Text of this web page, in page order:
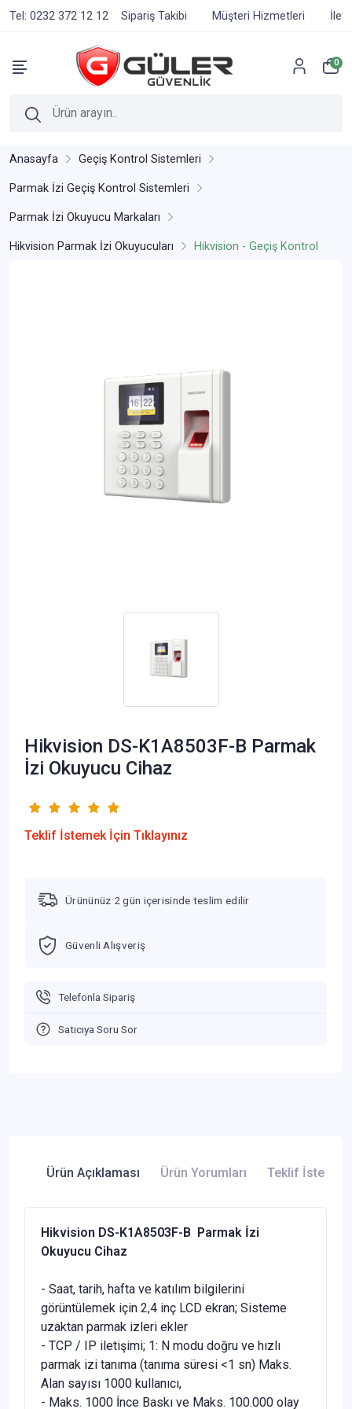
Tel: 0232 372 12 12 Sipariş Takibi Müşteri Hizmetleri
0
Anasayfa Geçiş Kontrol Sistemleri
Parmak İzi Geçiş Kontrol Sistemleri
Parmak İzi Okuyucu Markaları
Hikvision Parmak İzi Okuyucuları Hikvision - Geçiş Kontrol
Hikvision DS-K1A8503F-B Parmak
İzi Okuyucu Cihaz
Teklif İstemek İçin Tıklayınız
Ürününüz 2 gün içerisinde teslim edilir
Güvenli Alışveriş
Telefonla Sipariş
Satıcıya Soru Sor
Ürün Açıklaması Ürün Yorumları Teklif İste
Hikvision DS-K1A8503F-B Parmak İzi
Okuyucu Cihaz
- Saat, tarih, hafta ve katılım bilgilerini
görüntülemek için 2,4 inç LCD ekran; Sisteme
uzaktan parmak izleri ekler
- TCP / IP iletişimi; 1: N modu doğru ve hızlı
parmak izi tanıma (tanıma süresi <1 sn) Maks.
Alan sayısı 1000 kullanıcı,
- Maks. 1000 İnce Baskı ve Maks. 100.000 olay